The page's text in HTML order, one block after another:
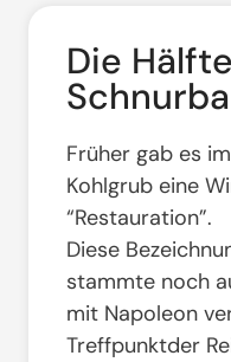
Die
Früher gab es
Kohlgrub eine
“Restauration”.
Diese
stammte noch
mit Napoleon
Treffpunktder